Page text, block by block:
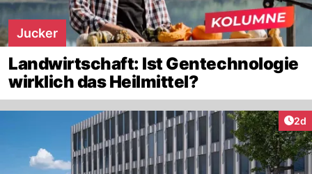
Jucker
Landwirtschaft: Ist Gentechnologie
wirklich das Heilmittel?
2d